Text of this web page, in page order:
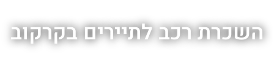
השכרת רכב לתיירים בקרקוב